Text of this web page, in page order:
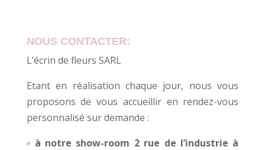
NOUS CONTACTER:
L’écrin de fleurs SARL
Etant en réalisation chaque jour, nous vous
proposons de vous accueillir en rendez-vous
personnalisé sur demande :
à notre show-room 2 rue de l’industrie à